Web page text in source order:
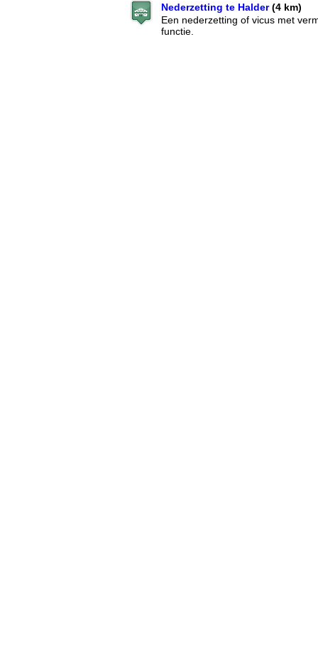
Nederzetting te Halder(4 km)
Een nederzetting of vicus met
functie.